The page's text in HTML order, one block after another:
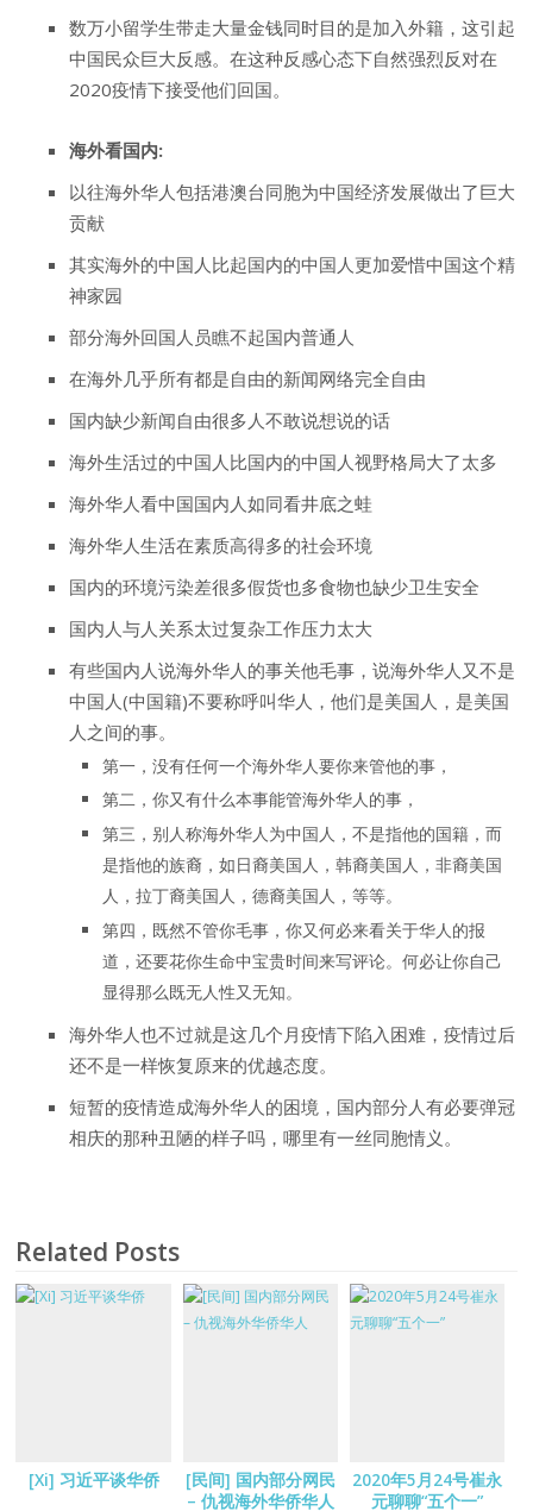
数万小留学生带走大量金钱同时目的是加入外籍，这引起
中国民众巨大反感。在这种反感心态下自然强烈反对在
2020疫情下接受他们回国。
海外看国内:
以往海外华人包括港澳台同胞为中国经济发展做出了巨大
贡献
其实海外的中国人比起国内的中国人更加爱惜中国这个精
神家园
部分海外回国人员瞧不起国内普通人
在海外几乎所有都是自由的新闻网络完全自由
国内缺少新闻自由很多人不敢说想说的话
海外生活过的中国人比国内的中国人视野格局大了太多
海外华人看中国国内人如同看井底之蛙
海外华人生活在素质高得多的社会环境
国内的环境污染差很多假货也多食物也缺少卫生安全
国内人与人关系太过复杂工作压力太大
有些国内人说海外华人的事关他毛事，说海外华人又不是
中国人(中国籍)不要称呼叫华人，他们是美国人，是美国
人之间的事。
第一，没有任何一个海外华人要你来管他的事，
第二，你又有什么本事能管海外华人的事，
第三，别人称海外华人为中国人，不是指他的国籍，而
是指他的族裔，如日裔美国人，韩裔美国人，非裔美国
人，拉丁裔美国人，德裔美国人，等等。
第四，既然不管你毛事，你又何必来看关于华人的报
道，还要花你生命中宝贵时间来写评论。何必让你自己
显得那么既无人性又无知。
海外华人也不过就是这几个月疫情下陷入困难，疫情过后
还不是一样恢复原来的优越态度。
短暂的疫情造成海外华人的困境，国内部分人有必要弹冠
相庆的那种丑陋的样子吗，哪里有一丝同胞情义。
Related Posts
[Xi] 习近平谈华侨
[民间] 国内部分网民
– 仇视海外华侨华人
2020年5月24号崔永
元聊聊“五个一”